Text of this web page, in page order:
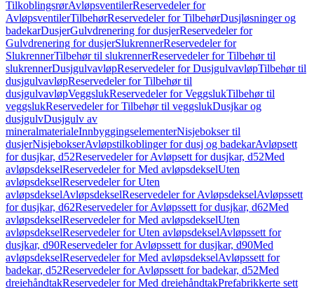
TilkoblingsrørAvløpsventilerReservedeler for
AvløpsventilerTilbehørReservedeler for TilbehørDusjløsninger og
badekarDusjerGulvdrenering for dusjerReservedeler for
Gulvdrenering for dusjerSlukrennerReservedeler for
SlukrennerTilbehør til slukrennerReservedeler for Tilbehør til
slukrennerDusjgulvavløpReservedeler for DusjgulvavløpTilbehør til
dusjgulvavløpReservedeler for Tilbehør til
dusjgulvavløpVeggslukReservedeler for VeggslukTilbehør til
veggslukReservedeler for Tilbehør til veggslukDusjkar og
dusjgulvDusjgulv av
mineralmaterialeInnbyggingselementerNisjebokser til
dusjerNisjebokserAvløpstilkoblinger for dusj og badekarAvløpsett
for dusjkar, d52Reservedeler for Avløpsett for dusjkar, d52Med
avløpsdekselReservedeler for Med avløpsdekselUten
avløpsdekselReservedeler for Uten
avløpsdekselAvløpsdekselReservedeler for AvløpsdekselAvløpssett
for dusjkar, d62Reservedeler for Avløpssett for dusjkar, d62Med
avløpsdekselReservedeler for Med avløpsdekselUten
avløpsdekselReservedeler for Uten avløpsdekselAvløpssett for
dusjkar, d90Reservedeler for Avløpssett for dusjkar, d90Med
avløpsdekselReservedeler for Med avløpsdekselAvløpssett for
badekar, d52Reservedeler for Avløpssett for badekar, d52Med
dreiehåndtakReservedeler for Med dreiehåndtakPrefabrikkerte sett